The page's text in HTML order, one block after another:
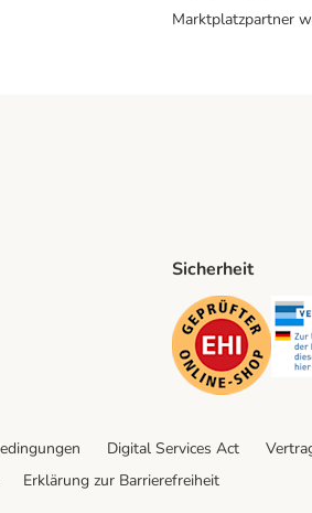
Marktplatzpartner
Sicherheit
Digital Services Act
Erklärung zur Barrierefreiheit